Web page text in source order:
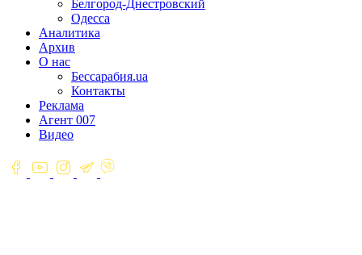
Белгород-Днестровский
Одесса
Аналитика
Архив
О нас
Бессарабия.ua
Контакты
Реклама
Агент 007
Видео